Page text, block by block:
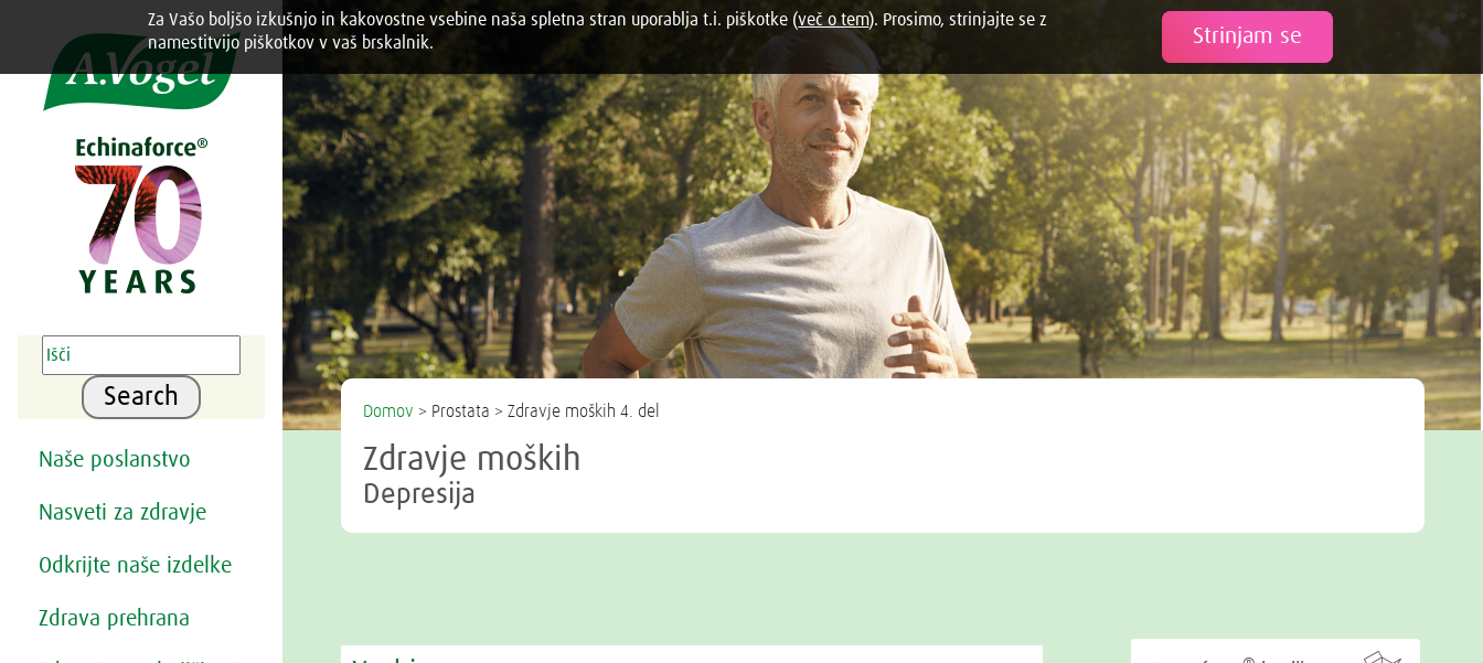

Search
Naše poslanstvo
Nasveti za zdravje
Odkrijte naše izdelke
Zdrava prehrana
Domov > Prostata > Zdravje moških 4. del
Zdravje moških
Depresija
Strinjam se
Za Vašo boljšo izkušnjo in kakovostne vsebine naša spletna stran uporablja t.i. piškotke (več o tem). Prosimo, strinjajte se z
namestitvijo piškotkov v vaš brskalnik.
Share this selection Tweet